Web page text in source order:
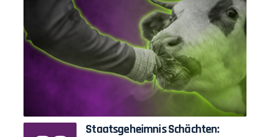
Staatsgeheimnis Schächten: